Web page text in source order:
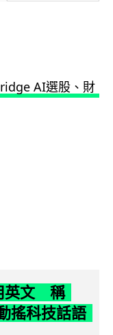
英文 稱
搖科技話語